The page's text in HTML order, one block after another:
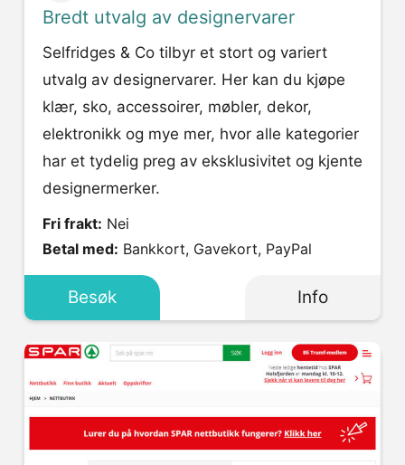
Bredt utvalg av designervarer
Selfridges & Co tilbyr et stort og variert
utvalg av designervarer. Her kan du kjøpe
klær, sko, accessoirer, møbler, dekor,
elektronikk og mye mer, hvor alle kategorier
har et tydelig preg av eksklusivitet og kjente
designermerker.
Fri frakt: Nei
Betal med: Bankkort, Gavekort, PayPal
Besøk Info